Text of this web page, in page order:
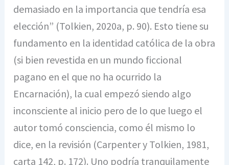
demasiado en la importancia que tendría esa
elección” (Tolkien, 2020a, p. 90). Esto tiene su
fundamento en la identidad católica de la obra
(si bien revestida en un mundo ficcional
pagano en el que no ha ocurrido la
Encarnación), la cual empezó siendo algo
inconsciente al inicio pero de lo que luego el
autor tomó consciencia, como él mismo lo
dice, en la revisión (Carpenter y Tolkien, 1981,
carta 142, p. 172). Uno podría tranquilamente